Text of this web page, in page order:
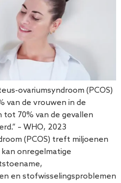
ovariumsyndroom (PCOS)
van de vrouwen in de
70% van de gevallen
– WHO, 2023
(PCOS) treft miljoenen
onregelmatige
en stofwisselingsproblemen